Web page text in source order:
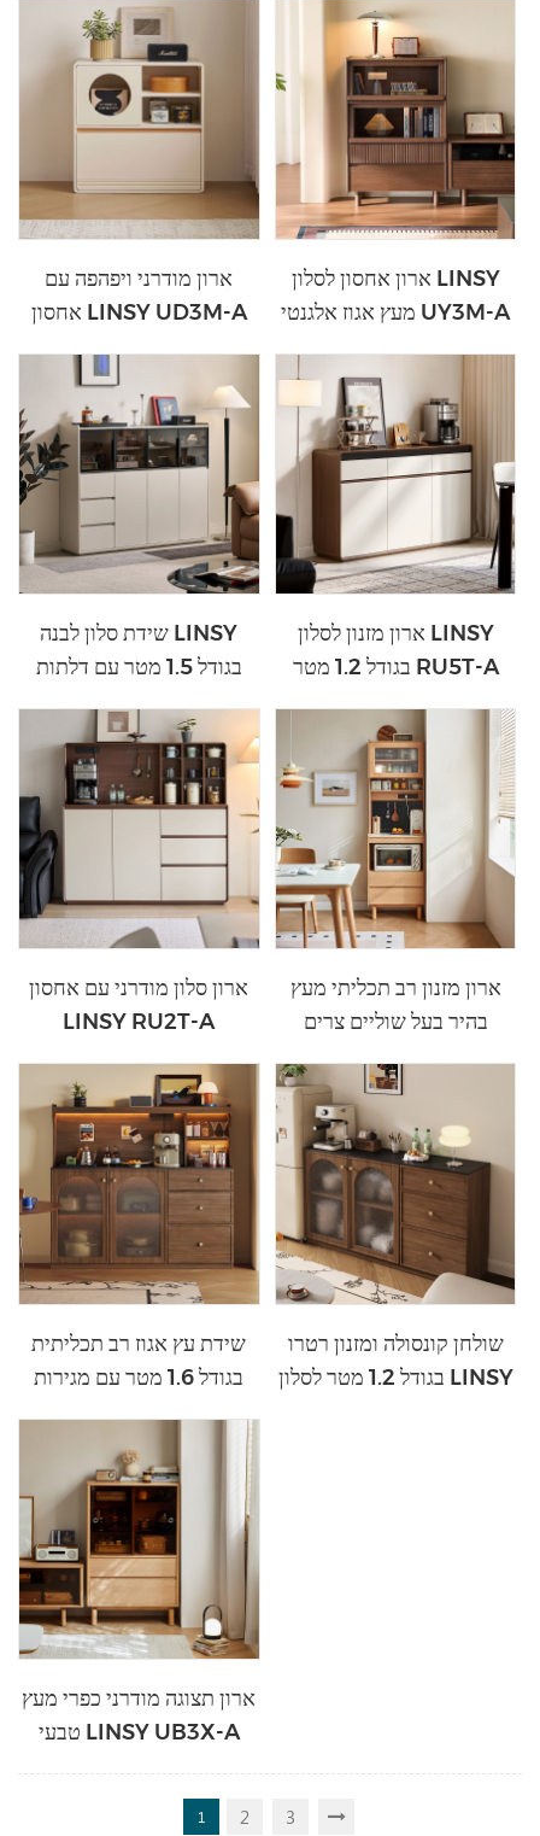
ארון מודרני ויפהפה עם
אחסון LINSY UD3M-A
ארון אחסון לסלון LINSY
מעץ אגוז אלגנטי UY3M-A
שידת סלון לבנה LINSY
בגודל 1.5 מטר עם דלתות
ארון מזנון לסלון LINSY
בגודל 1.2 מטר RU5T-A
ארון סלון מודרני עם אחסון
LINSY RU2T-A
ארון מזנון רב תכליתי מעץ
בהיר בעל שוליים צרים
שידת עץ אגוז רב תכליתית
בגודל 1.6 מטר עם מגירות
שולחן קונסולה ומזנון רטרו
בגודל 1.2 מטר לסלון LINSY
ארון תצוגה מודרני כפרי מעץ
טבעי LINSY UB3X-A
1 2
3